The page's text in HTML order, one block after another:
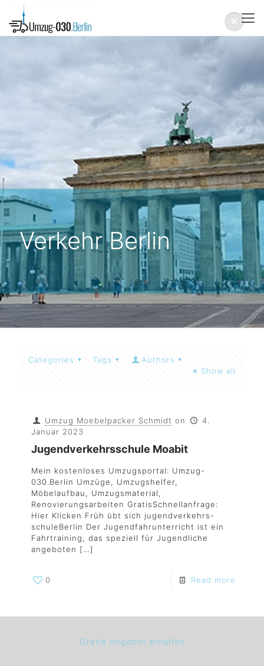
Verkehr Berlin
Categories Tags
Authors
Show all
Umzug Moebelpacker Schmidt on
4.
Januar 2023
Jugendverkehrsschule Moabit
Mein kostenloses Umzugsportal: Umzug-
030.Berlin Umzüge, Umzugshelfer,
Möbelaufbau, Umzugsmaterial,
Renovierungsarbeiten GratisSchnellanfrage:
Hier Klicken Früh übt sich jugendverkehrs-
schuleBerlin Der Jugendfahrunterricht ist ein
Fahrtraining, das speziell für Jugendliche
angeboten […]
0 Read more
Gratis Angebot erhalten